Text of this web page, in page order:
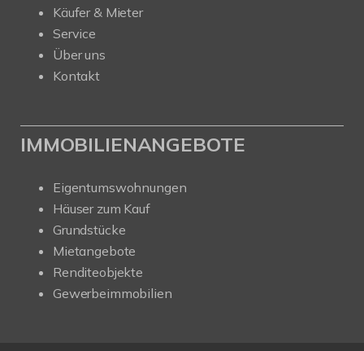
Käufer & Mieter
Service
Über uns
Kontakt
IMMOBILIENANGEBOTE
Eigentumswohnungen
Häuser zum Kauf
Grundstücke
Mietangebote
Renditeobjekte
Gewerbeimmobilien